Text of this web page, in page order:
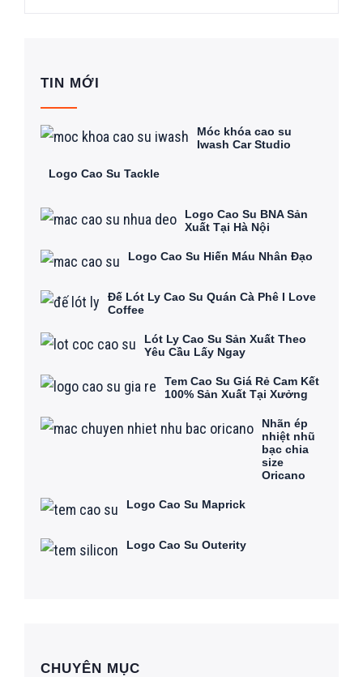
TIN MỚI
Móc khóa cao su
Iwash Car Studio
Logo Cao Su Tackle
Logo Cao Su BNA Sản
Xuất Tại Hà Nội
Logo Cao Su Hiến Máu Nhân Đạo
Đế Lót Ly Cao Su Quán Cà Phê I Love
Coffee
Lót Ly Cao Su Sản Xuất Theo
Yêu Cầu Lấy Ngay
Tem Cao Su Giá Rẻ Cam Kết
100% Sản Xuất Tại Xưởng
Nhãn ép
nhiệt nhũ
bạc chia
size
Oricano
Logo Cao Su Maprick
Logo Cao Su Outerity
CHUYÊN MỤC